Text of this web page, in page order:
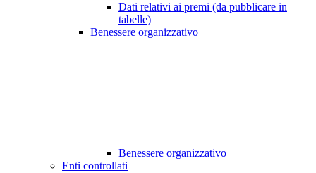
Dati relativi ai premi (da pubblicare in
tabelle)
Benessere organizzativo
Benessere organizzativo
Enti controllati